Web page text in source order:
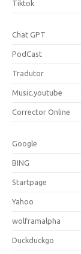
Tiktok
Chat GPT
PodCast
Tradutor
Music.youtube
Corrector Online
Google
BING
Startpage
Yahoo
wolframalpha
Duckduckgo